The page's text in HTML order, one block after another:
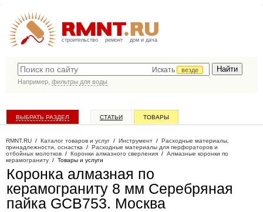
строительство ремонт дом и дача
Искать
везде
Например, фильтры для воды
ВЫБРАТЬ РАЗДЕЛ СТАТЬИ ТОВАРЫ
RMNT.RU / Каталог товаров и услуг / Инструмент / Расходные материалы,
принадлежности, оснастка / Расходные материалы для перфораторов и
отбойных молотков / Коронки алмазного сверления / Алмазные коронки по
керамограниту / Товары и услуги
Коронка алмазная по
керамограниту 8 мм Серебряная
пайка GCB753. Москва